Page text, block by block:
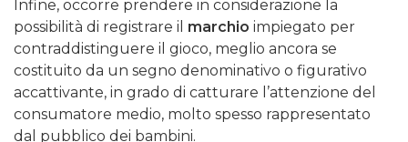
Infine, occorre prendere in considerazione la
possibilità di registrare il marchio impiegato per
contraddistinguere il gioco, meglio ancora se
costituito da un segno denominativo o figurativo
accattivante, in grado di catturare l’attenzione del
consumatore medio, molto spesso rappresentato
dal pubblico dei bambini.